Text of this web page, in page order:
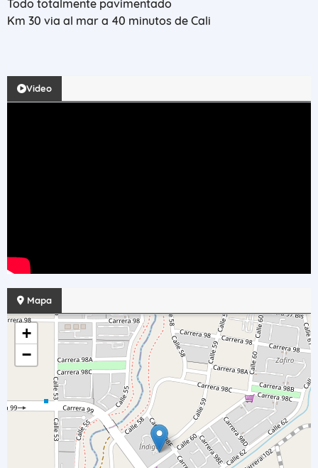
Todo totalmente pavimentado
Km 30 via al mar a 40 minutos de Cali
Video
Mapa
+
−